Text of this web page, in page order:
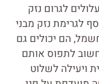
לגרום נזק
לגרימת נזק מבני
הם יכולים גם
לתפוס אותם
ויעילה לשלוט